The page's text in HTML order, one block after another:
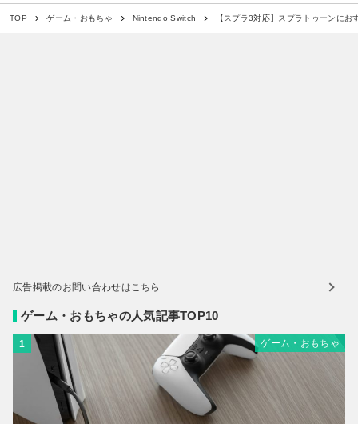
TOP ゲーム・おもちゃ Nintendo Switch 【スプラ3対応】スプラトゥーンに
広告掲載のお問い合わせはこちら
ゲーム・おもちゃの人気記事TOP10
1 ゲーム・おもちゃ